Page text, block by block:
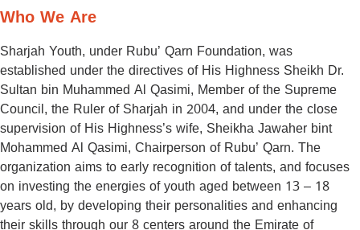
Who We Are
Sharjah Youth, under Rubu’ Qarn Foundation, was
established under the directives of His Highness Sheikh Dr.
Sultan bin Muhammed Al Qasimi, Member of the Supreme
Council, the Ruler of Sharjah in 2004, and under the close
supervision of His Highness’s wife, Sheikha Jawaher bint
Mohammed Al Qasimi, Chairperson of Rubu’ Qarn. The
organization aims to early recognition of talents, and focuses
on investing the energies of youth aged between 13 – 18
years old, by developing their personalities and enhancing
their skills through our 8 centers around the Emirate of